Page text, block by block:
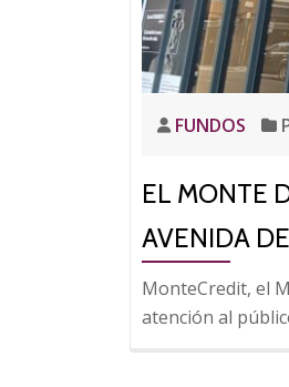
FUNDOS
EL MONTE
AVENIDA
MonteCredit, el
atención al